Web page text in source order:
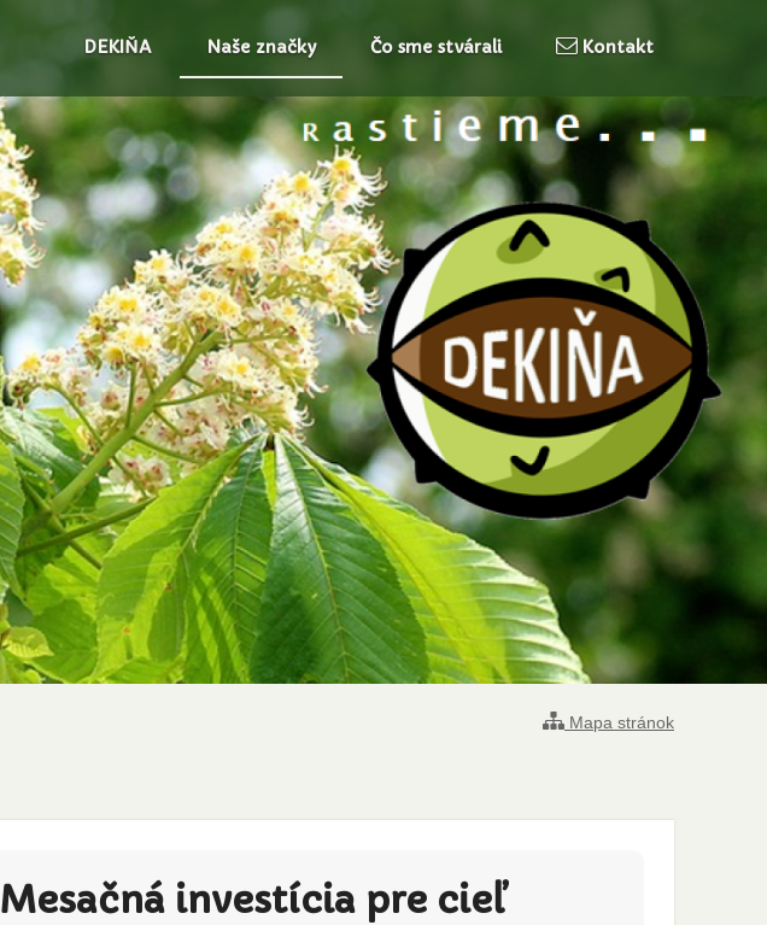
DEKIŇA Naše značky Čo sme stvárali Kontakt
Mapa stránok
Mesačná investícia pre cieľ